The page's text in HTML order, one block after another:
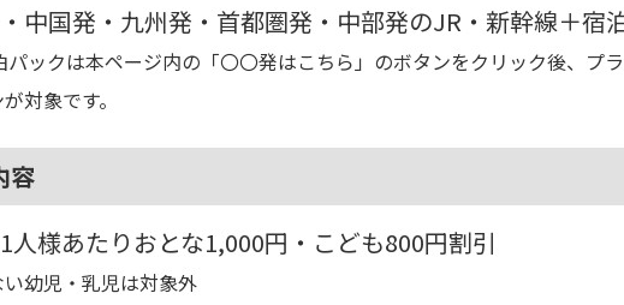
中国発・九州発・首都圏発・中部発のJR・新幹線＋宿
ックは本ページ内の「〇〇発はこちら」のボタンをクリック後、プ
対象です。
容
人様あたりおとな1,000円・こども800円割引
幼児・乳児は対象外